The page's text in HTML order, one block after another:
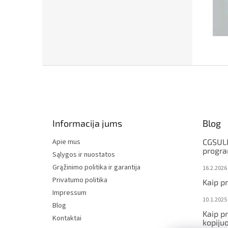
Informacija jums
Apie mus
Sąlygos ir nuostatos
Grąžinimo politika ir garantija
Privatumo politika
Impressum
Blog
Kontaktai
Blog
16.2.2026
Kaip
10.1.2025
Kaip